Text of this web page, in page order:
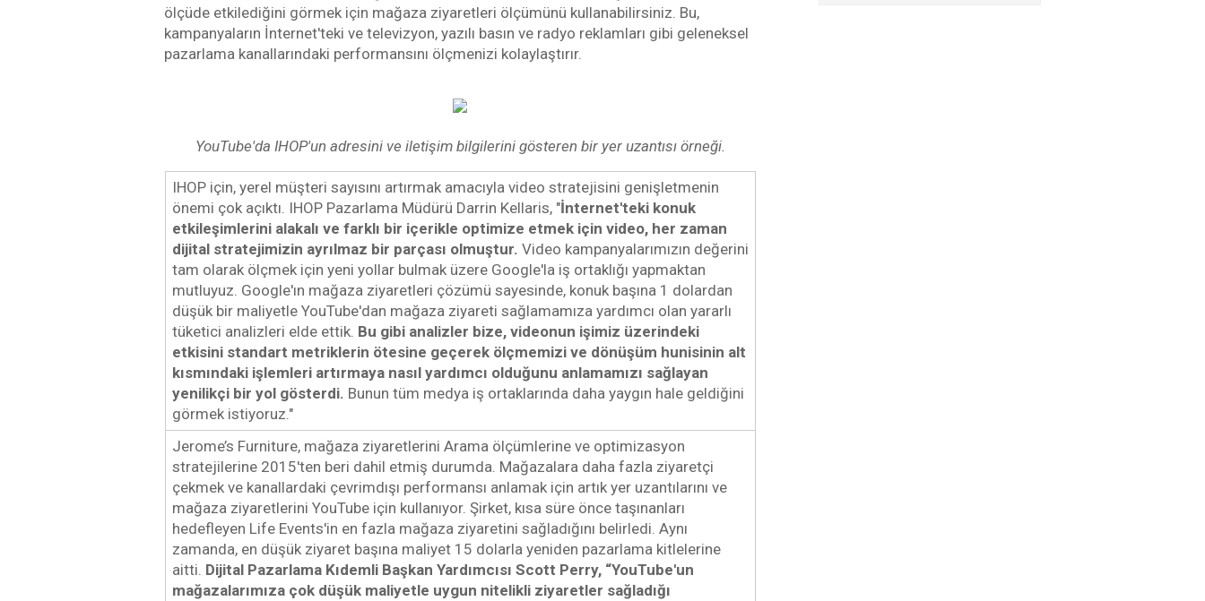
ölçüde etkilediğini görmek için mağaza ziyaretleri ölçümünü kullanabilirsiniz. Bu,
kampanyaların İnternet'teki ve televizyon, yazılı basın ve radyo reklamları gibi geleneksel
pazarlama kanallarındaki performansını ölçmenizi kolaylaştırır.
YouTube'da IHOP'un adresini ve iletişim bilgilerini gösteren bir yer uzantısı örneği.
IHOP için, yerel müşteri sayısını artırmak amacıyla video stratejisini genişletmenin
önemi çok açıktı. IHOP Pazarlama Müdürü Darrin Kellaris, "İnternet'teki konuk
etkileşimlerini alakalı ve farklı bir içerikle optimize etmek için video, her zaman
dijital stratejimizin ayrılmaz bir parçası olmuştur. Video kampanyalarımızın değerini
tam olarak ölçmek için yeni yollar bulmak üzere Google'la iş ortaklığı yapmaktan
mutluyuz. Google'ın mağaza ziyaretleri çözümü sayesinde, konuk başına 1 dolardan
düşük bir maliyetle YouTube'dan mağaza ziyareti sağlamamıza yardımcı olan yararlı
tüketici analizleri elde ettik. Bu gibi analizler bize, videonun işimiz üzerindeki
etkisini standart metriklerin ötesine geçerek ölçmemizi ve dönüşüm hunisinin alt
kısmındaki işlemleri artırmaya nasıl yardımcı olduğunu anlamamızı sağlayan
yenilikçi bir yol gösterdi. Bunun tüm medya iş ortaklarında daha yaygın hale geldiğini
görmek istiyoruz."
Jerome’s Furniture, mağaza ziyaretlerini Arama ölçümlerine ve optimizasyon
stratejilerine 2015'ten beri dahil etmiş durumda. Mağazalara daha fazla ziyaretçi
çekmek ve kanallardaki çevrimdışı performansı anlamak için artık yer uzantılarını ve
mağaza ziyaretlerini YouTube için kullanıyor. Şirket, kısa süre önce taşınanları
hedefleyen Life Events'in en fazla mağaza ziyaretini sağladığını belirledi. Aynı
zamanda, en düşük ziyaret başına maliyet 15 dolarla yeniden pazarlama kitlelerine
aitti. Dijital Pazarlama Kıdemli Başkan Yardımcısı Scott Perry, “YouTube'un
mağazalarımıza çok düşük maliyetle uygun nitelikli ziyaretler sağladığı